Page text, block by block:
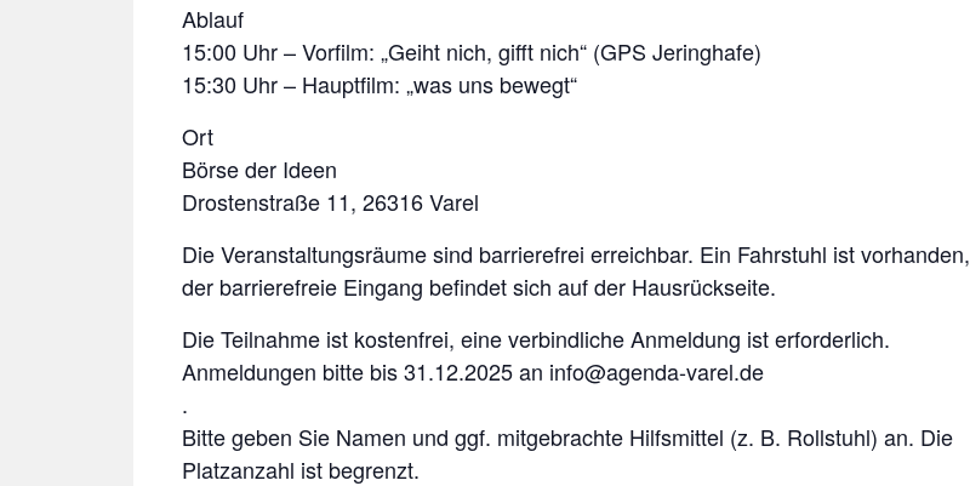
Ablauf
15:00 Uhr – Vorfilm: „Geiht nich, gifft nich“ (GPS Jeringhafe)
15:30 Uhr – Hauptfilm: „was uns bewegt“
Ort
Börse der Ideen
Drostenstraße 11, 26316 Varel
Die Veranstaltungsräume sind barrierefrei erreichbar. Ein Fahrstuhl ist vorhanden,
der barrierefreie Eingang befindet sich auf der Hausrückseite.
Die Teilnahme ist kostenfrei, eine verbindliche Anmeldung ist erforderlich.
Anmeldungen bitte bis 31.12.2025 an info@agenda-varel.de
.
Bitte geben Sie Namen und ggf. mitgebrachte Hilfsmittel (z. B. Rollstuhl) an. Die
Platzanzahl ist begrenzt.